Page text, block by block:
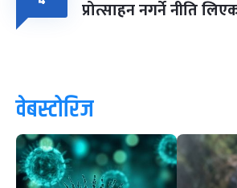
प्रोत्साहन नगर्ने नीति
वेबस्टोरिज